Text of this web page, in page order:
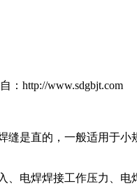
：http://www.sdgbjt.com
缝是直的，一般适用于
、电焊焊接工作压力、